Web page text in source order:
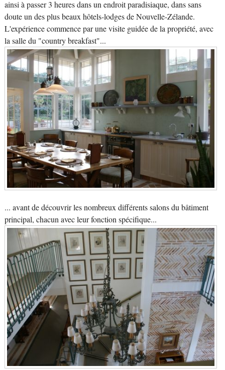
ainsi à passer 3 heures dans un endroit paradisiaque, dans sans
doute un des plus beaux hôtels-lodges de Nouvelle-Zélande.
L'expérience commence par une visite guidée de la propriété, avec
la salle du "country breakfast"...
... avant de découvrir les nombreux différents salons du bâtiment
principal, chacun avec leur fonction spécifique...